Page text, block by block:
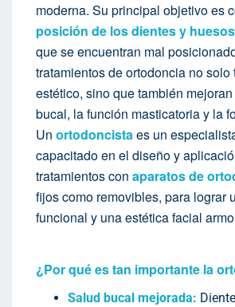
moderna. Su principal objetivo es
posición de los dientes y
que se encuentran mal
tratamientos de ortodoncia no solo
estético, sino que también
bucal, la función masticatoria y la
Un ortodoncistaes un
capacitado en el diseño y
tratamientos con aparatos de
fijos como removibles, para lograr
funcional y una estética facial
¿Por qué es tan importante la
Salud bucal mejorada: